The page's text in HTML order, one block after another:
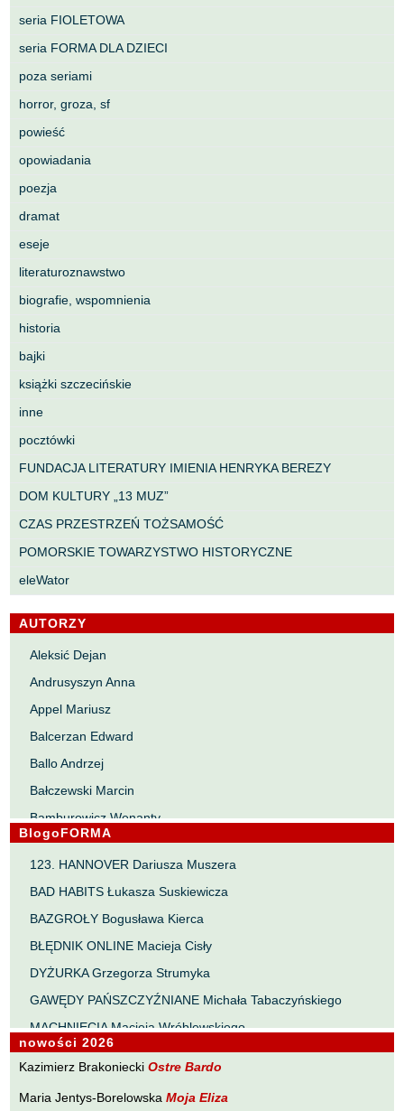
seria FIOLETOWA
seria FORMA DLA DZIECI
poza seriami
horror, groza, sf
powieść
opowiadania
poezja
dramat
eseje
literaturoznawstwo
biografie, wspomnienia
historia
bajki
książki szczecińskie
inne
pocztówki
FUNDACJA LITERATURY IMIENIA HENRYKA BEREZY
DOM KULTURY „13 MUZ”
CZAS PRZESTRZEŃ TOŻSAMOŚĆ
POMORSKIE TOWARZYSTWO HISTORYCZNE
eleWator
AUTORZY
Aleksić Dejan
Andrusyszyn Anna
Appel Mariusz
Balcerzan Edward
Ballo Andrzej
Bałczewski Marcin
Bamburowicz Wenanty
Bawołek Waldemar
Bereza Henryk
Berezin Kostia
Bielawa Jacek
Biernacka Alina
Bieszczad Maciej
Bigoszewska Maria
Bitner Dariusz
Błahy Jarosław
BlogoFORMA
123. HANNOVER Dariusza Muszera
BAD HABITS Łukasza Suskiewicza
BAZGROŁY Bogusława Kierca
BŁĘDNIK ONLINE Macieja Cisły
DYŻURKA Grzegorza Strumyka
GAWĘDY PAŃSZCZYŹNIANE Michała Tabaczyńskiego
MACHNIĘCIA Macieja Wróblewskiego
MAŁOMIASTECZKOWE ZRYWY Zbigniewa Wojciechowicza
nowości 2026
Kazimierz BrakonieckiOstre Bardo
Maria Jentys-BorelowskaMoja Eliza